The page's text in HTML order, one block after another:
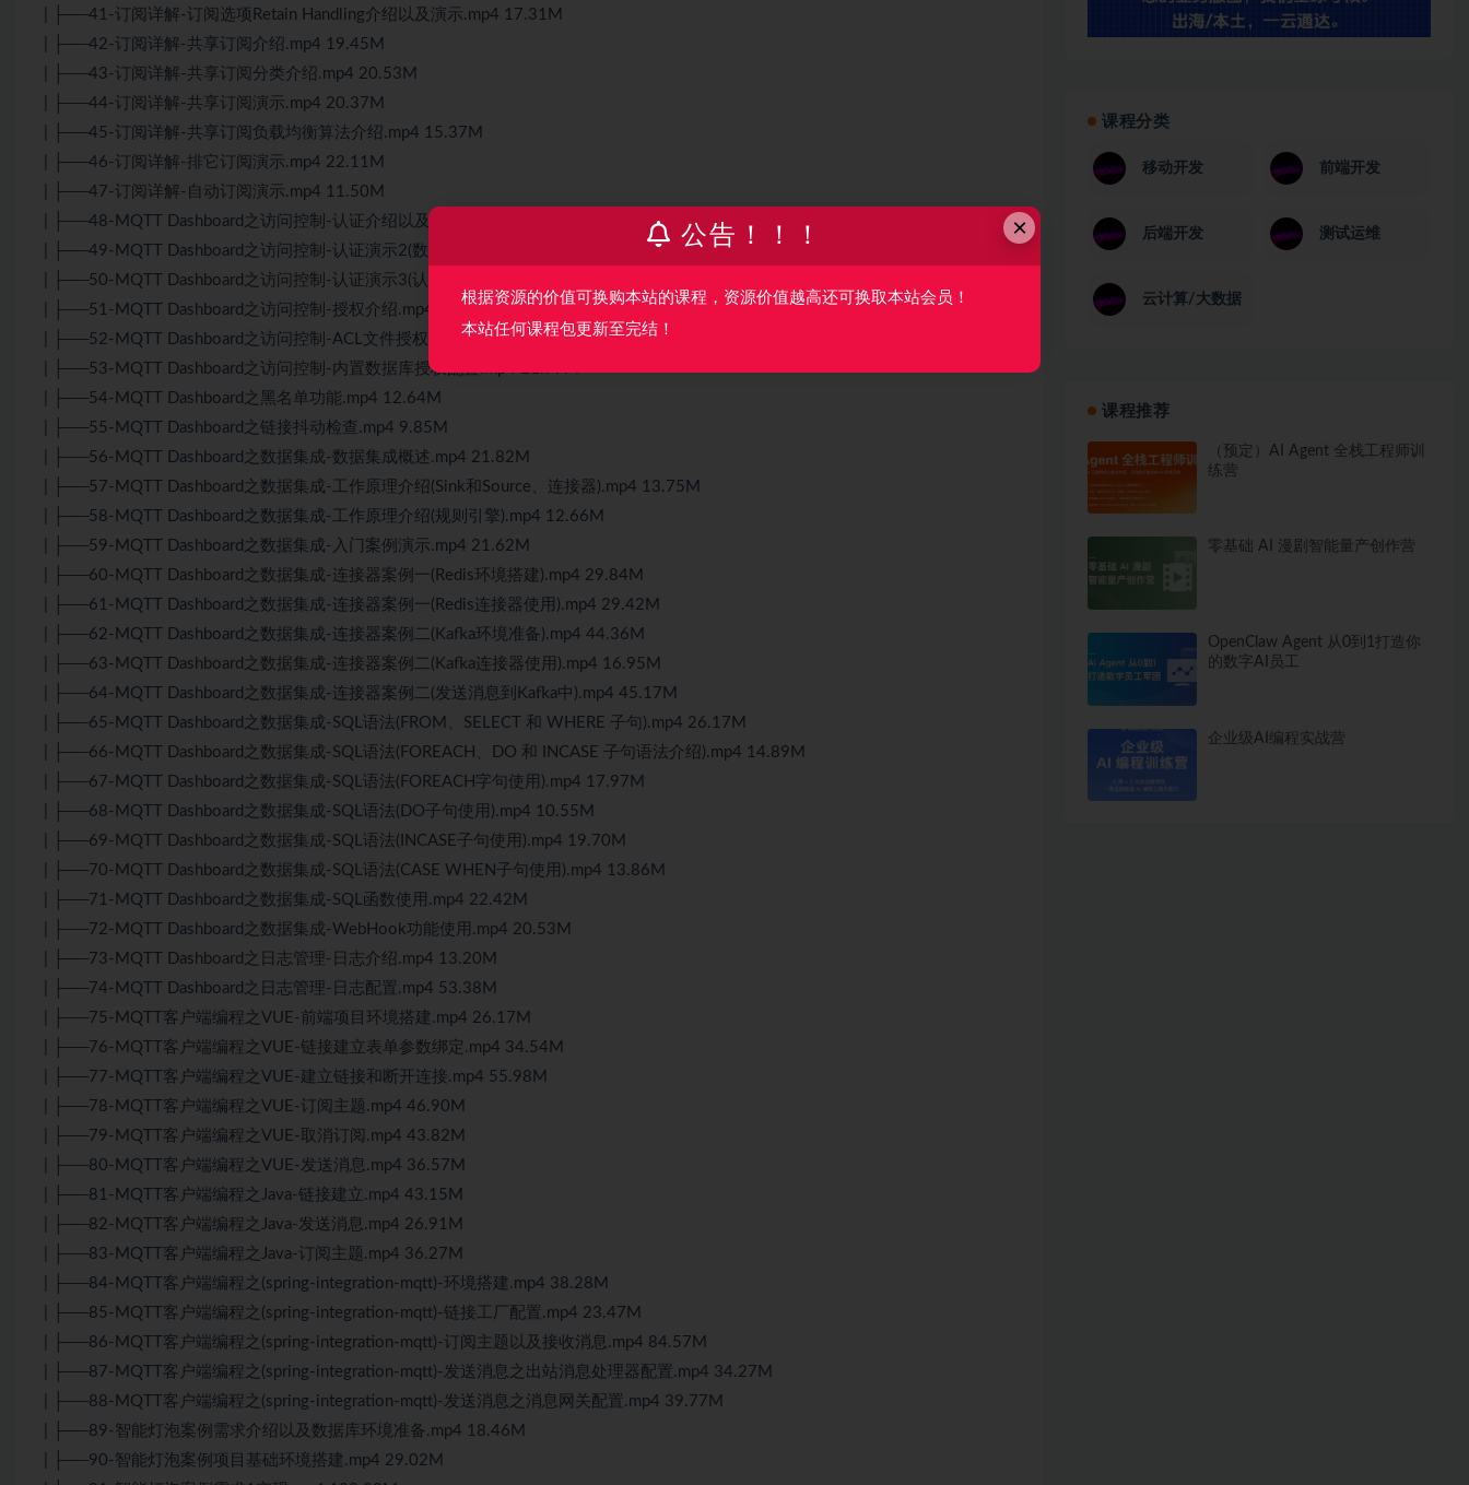
| ├──41-订阅详解-订阅选项Retain Handling介绍以及演示.mp4 17.31M
| ├──42-订阅详解-共享订阅介绍.mp4 19.45M
| ├──43-订阅详解-共享订阅分类介绍.mp4 20.53M
| ├──44-订阅详解-共享订阅演示.mp4 20.37M
| ├──45-订阅详解-共享订阅负载均衡算法介绍.mp4 15.37M
| ├──46-订阅详解-排它订阅演示.mp4 22.11M
| ├──47-订阅详解-自动订阅演示.mp4 11.50M
| ├──48-MQTT Dashboard之访问控制-认证介绍以及演示1.mp4 23.55M
| ├──49-MQTT Dashboard之访问控制-认证演示2(数据库环境搭建).mp4 29.60M
| ├──50-MQTT Dashboard之访问控制-认证演示3(认证器链).mp4 14.03M
| ├──51-MQTT Dashboard之访问控制-授权介绍.mp4 9.50M
| ├──52-MQTT Dashboard之访问控制-ACL文件授权配置.mp4 22.95M
| ├──53-MQTT Dashboard之访问控制-内置数据库授权配置.mp4 21.77M
| ├──54-MQTT Dashboard之黑名单功能.mp4 12.64M
| ├──55-MQTT Dashboard之链接抖动检查.mp4 9.85M
| ├──56-MQTT Dashboard之数据集成-数据集成概述.mp4 21.82M
| ├──57-MQTT Dashboard之数据集成-工作原理介绍(Sink和Source、连接器).mp4 13.75M
| ├──58-MQTT Dashboard之数据集成-工作原理介绍(规则引擎).mp4 12.66M
| ├──59-MQTT Dashboard之数据集成-入门案例演示.mp4 21.62M
| ├──60-MQTT Dashboard之数据集成-连接器案例一(Redis环境搭建).mp4 29.84M
| ├──61-MQTT Dashboard之数据集成-连接器案例一(Redis连接器使用).mp4 29.42M
| ├──62-MQTT Dashboard之数据集成-连接器案例二(Kafka环境准备).mp4 44.36M
| ├──63-MQTT Dashboard之数据集成-连接器案例二(Kafka连接器使用).mp4 16.95M
| ├──64-MQTT Dashboard之数据集成-连接器案例二(发送消息到Kafka中).mp4 45.17M
| ├──65-MQTT Dashboard之数据集成-SQL语法(FROM、SELECT 和 WHERE 子句).mp4 26.17M
| ├──66-MQTT Dashboard之数据集成-SQL语法(FOREACH、DO 和 INCASE 子句语法介绍).mp4 14.89M
| ├──67-MQTT Dashboard之数据集成-SQL语法(FOREACH字句使用).mp4 17.97M
| ├──68-MQTT Dashboard之数据集成-SQL语法(DO子句使用).mp4 10.55M
| ├──69-MQTT Dashboard之数据集成-SQL语法(INCASE子句使用).mp4 19.70M
| ├──70-MQTT Dashboard之数据集成-SQL语法(CASE WHEN子句使用).mp4 13.86M
| ├──71-MQTT Dashboard之数据集成-SQL函数使用.mp4 22.42M
| ├──72-MQTT Dashboard之数据集成-WebHook功能使用.mp4 20.53M
| ├──73-MQTT Dashboard之日志管理-日志介绍.mp4 13.20M
| ├──74-MQTT Dashboard之日志管理-日志配置.mp4 53.38M
| ├──75-MQTT客户端编程之VUE-前端项目环境搭建.mp4 26.17M
| ├──76-MQTT客户端编程之VUE-链接建立表单参数绑定.mp4 34.54M
| ├──77-MQTT客户端编程之VUE-建立链接和断开连接.mp4 55.98M
| ├──78-MQTT客户端编程之VUE-订阅主题.mp4 46.90M
| ├──79-MQTT客户端编程之VUE-取消订阅.mp4 43.82M
| ├──80-MQTT客户端编程之VUE-发送消息.mp4 36.57M
| ├──81-MQTT客户端编程之Java-链接建立.mp4 43.15M
| ├──82-MQTT客户端编程之Java-发送消息.mp4 26.91M
| ├──83-MQTT客户端编程之Java-订阅主题.mp4 36.27M
| ├──84-MQTT客户端编程之(spring-integration-mqtt)-环境搭建.mp4 38.28M
| ├──85-MQTT客户端编程之(spring-integration-mqtt)-链接工厂配置.mp4 23.47M
| ├──86-MQTT客户端编程之(spring-integration-mqtt)-订阅主题以及接收消息.mp4 84.57M
| ├──87-MQTT客户端编程之(spring-integration-mqtt)-发送消息之出站消息处理器配置.mp4 34.27M
| ├──88-MQTT客户端编程之(spring-integration-mqtt)-发送消息之消息网关配置.mp4 39.77M
| ├──89-智能灯泡案例需求介绍以及数据库环境准备.mp4 18.46M
| ├──90-智能灯泡案例项目基础环境搭建.mp4 29.02M
课程分类
移动开发 前端开发
后端开发 测试运维
云计算/大数据
课程推荐
（预定）AI Agent 全栈工程师训
练营
零基础 AI 漫剧智能量产创作营
OpenClaw Agent 从0到1打造你
的数字AI员工
企业级AI编程实战营
×
公告！！！
根据资源的价值可换购本站的课程，资源价值越高还可换取本站会员！
本站任何课程包更新至完结！